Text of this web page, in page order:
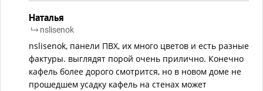
Наталья
nslisenok
nslisenok, панели ПВХ, их много цветов и есть разные
фактуры. выглядят порой очень прилично. Конечно
кафель более дорого смотрится, но в новом доме не
прошедшем усадку кафель на стенах может